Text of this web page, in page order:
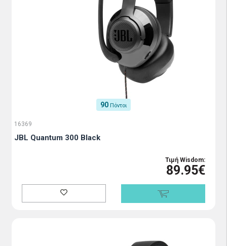
90 Πόντοι
16369
JBL Quantum 300 Black
Τιμή Wisdom:
89.95€